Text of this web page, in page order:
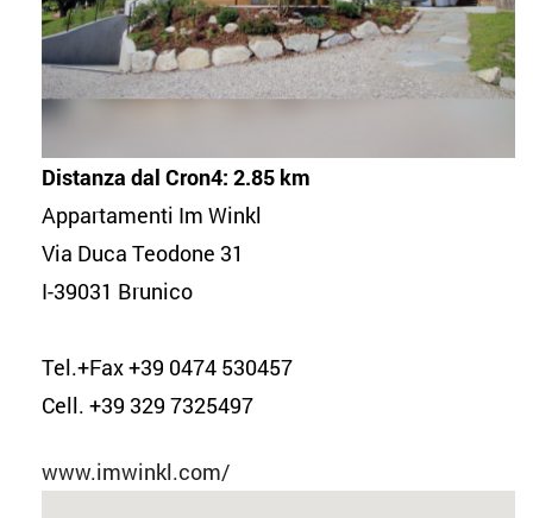
Distanza dal Cron4: 2.85 km
Appartamenti Im Winkl
Via Duca Teodone 31
I-39031 Brunico
Tel.+Fax +39 0474 530457
Cell. +39 329 7325497
www.imwinkl.com/